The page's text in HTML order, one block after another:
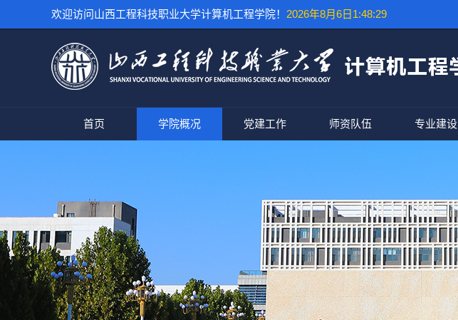
欢迎访问山西工程科技职业大学计算机工程学院！ 2026年8月6日1:48:30
首页 学院概况 党建工作 师资队伍 专业建设